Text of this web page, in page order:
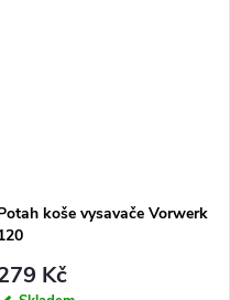
koše vysavače Vorwerk
Kč